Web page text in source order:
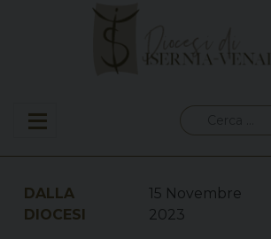
per:
DALLA
DIOCESI
15 Novembre
2023